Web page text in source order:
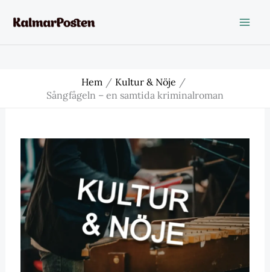
Hem
Kultur & Nöje
Sångfågeln – en samtida kriminalroman